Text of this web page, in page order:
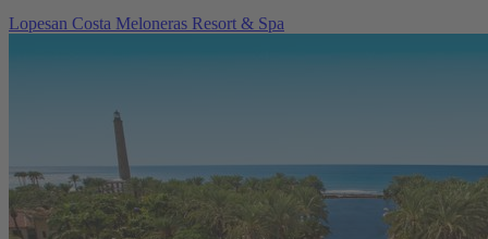
Lopesan Costa Meloneras Resort & Spa